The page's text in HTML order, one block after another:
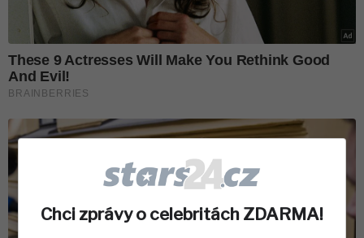
Chci zprávy o celebritách ZDARMA!